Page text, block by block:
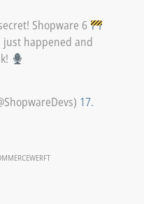
Shopware 6
happened and
17.